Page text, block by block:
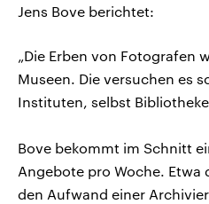
Jens Bove berichtet:
„Die Erben von Fotografen
Museen. Die versuchen es
Instituten, selbst
Bove bekommt im Schnitt
Angebote pro Woche.
den Aufwand einer